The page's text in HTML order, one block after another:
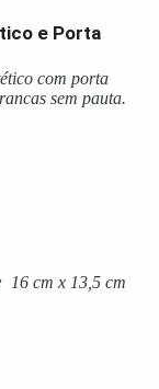
e Porta
com porta
sem pauta.
16 cm x 13,5 cm